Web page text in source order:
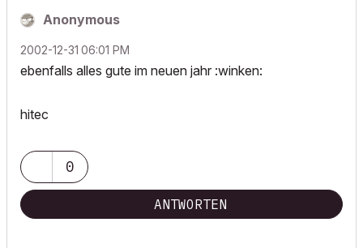
Anonymous
‎2002-12-31 06:01 PM
ebenfalls alles gute im neuen jahr :winken:
hitec
0
ANTWORTEN